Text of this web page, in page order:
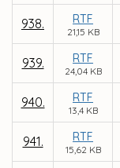
938. RTF
21,15 KB
939. RTF
24,04 KB
940. RTF
13,4 KB
941. RTF
15,62 KB